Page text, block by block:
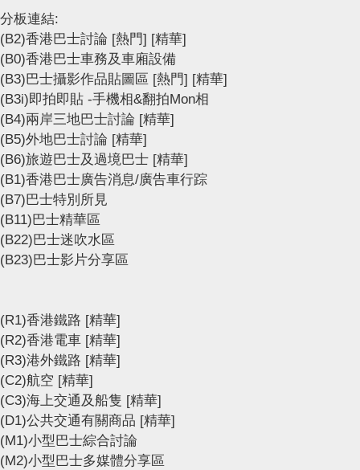
分板連結:
(B2)香港巴士討論 [熱門] [精華]
(B0)香港巴士車務及車廂設備
(B3)巴士攝影作品貼圖區 [熱門] [精華]
(B3i)即拍即貼 -手機相&翻拍Mon相
(B4)兩岸三地巴士討論 [精華]
(B5)外地巴士討論 [精華]
(B6)旅遊巴士及過境巴士 [精華]
(B1)香港巴士廣告消息/廣告車行踪
(B7)巴士特別所見
(B11)巴士精華區
(B22)巴士迷吹水區
(B23)巴士影片分享區
(R1)香港鐵路 [精華]
(R2)香港電車 [精華]
(R3)港外鐵路 [精華]
(C2)航空 [精華]
(C3)海上交通及船隻 [精華]
(D1)公共交通有關商品 [精華]
(M1)小型巴士綜合討論
(M2)小型巴士多媒體分享區